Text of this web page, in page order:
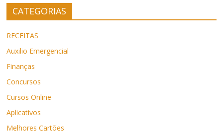
CATEGORIAS
RECEITAS
Auxilio Emergencial
Finanças
Concursos
Cursos Online
Aplicativos
Melhores Cartões